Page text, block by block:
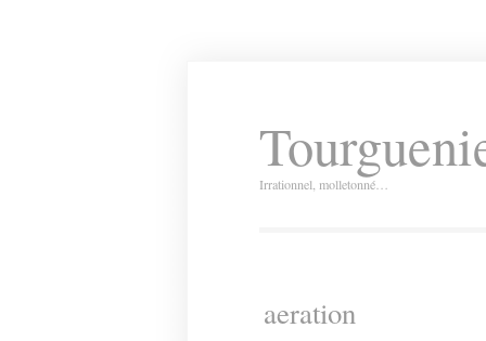
Irrationnel, molletonné…
aeration